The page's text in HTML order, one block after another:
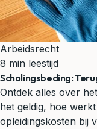
Arbeidsrecht
8 min leestijd
Scholingsbeding:
Ontdek alles over
het geldig, hoe
opleidingskosten bij